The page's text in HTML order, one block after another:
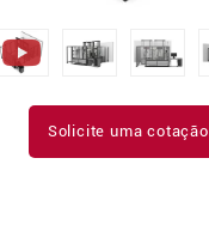
Solicite uma cotação